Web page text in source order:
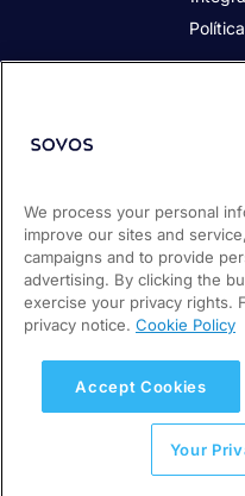
Soporte /
Política
We process your personal
improve our sites and
campaigns and to provide
advertising. By clicking the
exercise your privacy rights.
privacy notice. Cookie Policy
Accept Cookies
Your